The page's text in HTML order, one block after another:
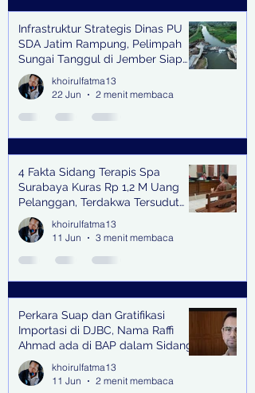
Infrastruktur Strategis Dinas PU
SDA Jatim Rampung, Pelimpah
Sungai Tanggul di Jember Siap
Bangkitkan Swasembada Pangan
dan Pengendali Banjir
khoirulfatma13
22 Jun
2 menit membaca
4 Fakta Sidang Terapis Spa
Surabaya Kuras Rp 1,2 M Uang
Pelanggan, Terdakwa Tersudut
oleh Keterangan Saksi Kunci
khoirulfatma13
11 Jun
3 menit membaca
Perkara Suap dan Gratifikasi
Importasi di DJBC, Nama Raffi
Ahmad ada di BAP dalam Sidang
khoirulfatma13
11 Jun
2 menit membaca